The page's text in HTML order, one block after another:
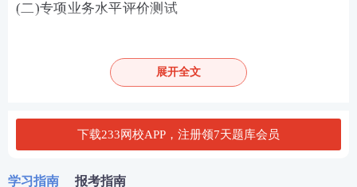
(二)专项业务水平评价测试
或符合《证券公司董事、监事、高级管理人员及从业
人员管理规则》第十条规定的相关人员,可报名参加专
项业务水平评价测试。
按照《监督管理办法》第八条、第五十六条规定以及
证券评级等相关监管规定参加测试的人员，或通过一
展开全文
下载233网校APP，注册领7天题库会员
学习指南 报考指南